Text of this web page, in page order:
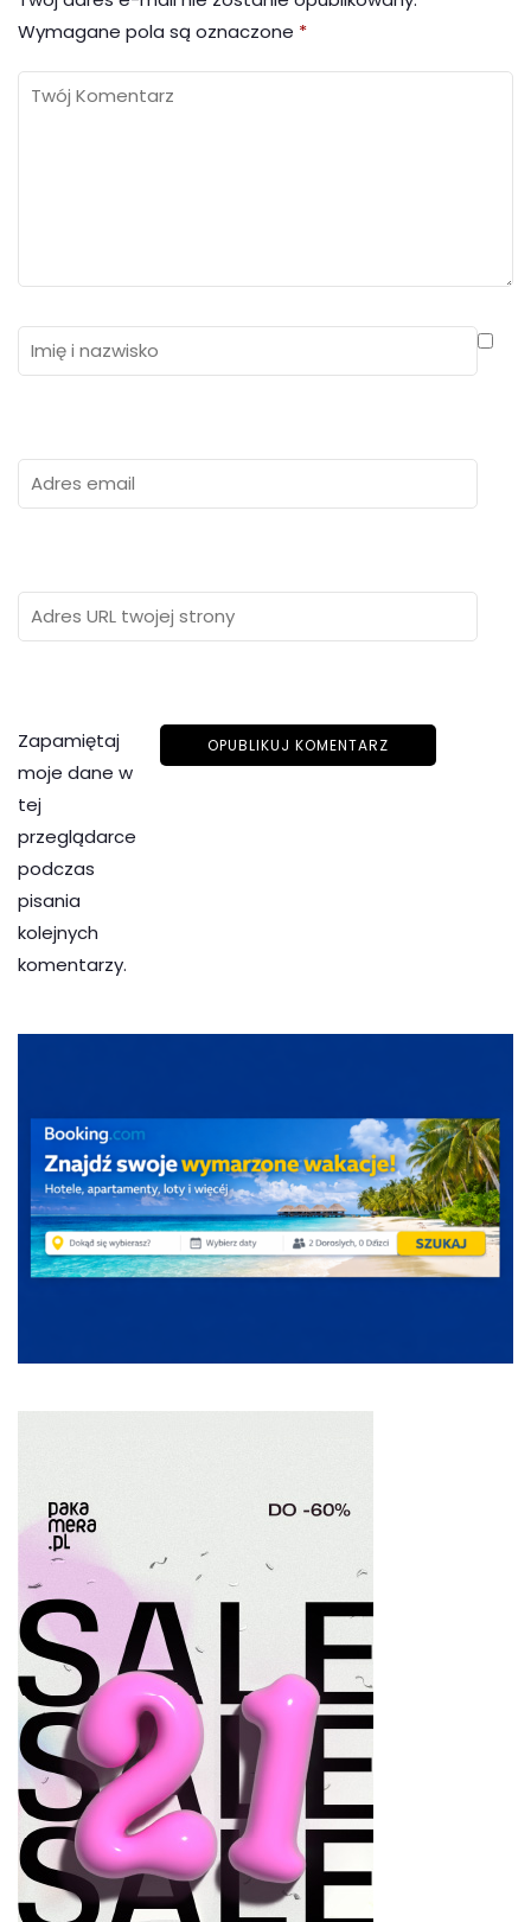
Wymagane pola są oznaczone *
Zapamiętaj
moje dane w
tej
przeglądarce
podczas
pisania
kolejnych
komentarzy.